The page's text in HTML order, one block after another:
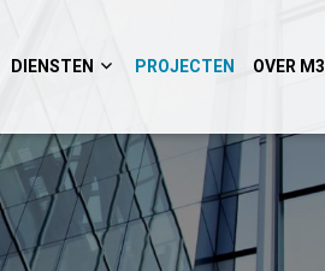
DIENSTEN PROJECTEN OVER